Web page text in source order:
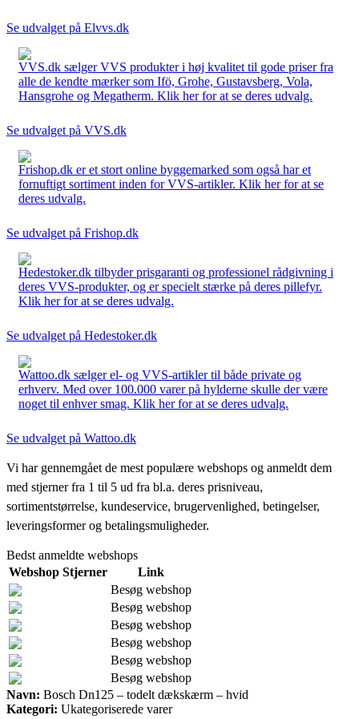
Se udvalget på Elvvs.dk
VVS.dk sælger VVS produkter i høj kvalitet til gode priser fra
alle de kendte mærker som Ifö, Grohe, Gustavsberg, Vola,
Hansgrohe og Megatherm. Klik her for at se deres udvalg.
Se udvalget på VVS.dk
Frishop.dk er et stort online byggemarked som også har et
fornuftigt sortiment inden for VVS-artikler. Klik her for at se
deres udvalg.
Se udvalget på Frishop.dk
Hedestoker.dk tilbyder prisgaranti og professionel rådgivning i
deres VVS-produkter, og er specielt stærke på deres pillefyr.
Klik her for at se deres udvalg.
Se udvalget på Hedestoker.dk
Wattoo.dk sælger el- og VVS-artikler til både private og
erhverv. Med over 100.000 varer på hylderne skulle der være
noget til enhver smag. Klik her for at se deres udvalg.
Se udvalget på Wattoo.dk
Vi har gennemgået de mest populære webshops og anmeldt dem
med stjerner fra 1 til 5 ud fra bl.a. deres prisniveau,
sortimentstørrelse, kundeservice, brugervenlighed, betingelser,
leveringsformer og betalingsmuligheder.
Bedst anmeldte webshops
Webshop Stjerner
Link
Besøg webshop
Besøg webshop
Besøg webshop
Besøg webshop
Besøg webshop
Besøg webshop
Navn: Bosch Dn125 – todelt dækskærm – hvid
Kategori: Ukategoriserede varer